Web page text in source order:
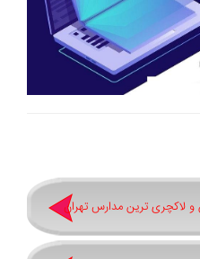
لاکچری ترین مدارس تهران